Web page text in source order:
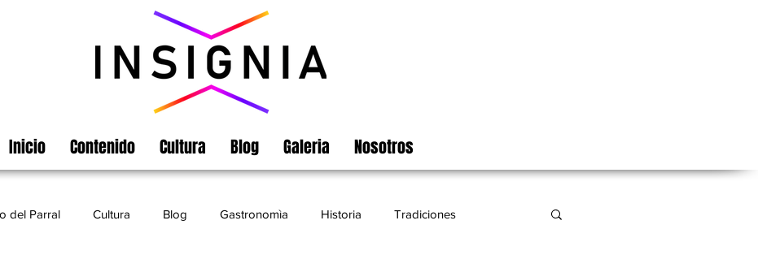
Inicio Contenido Cultura Blog Galeria Nosotros
del Parral Cultura Blog Gastronomìa Historia Tradiciones